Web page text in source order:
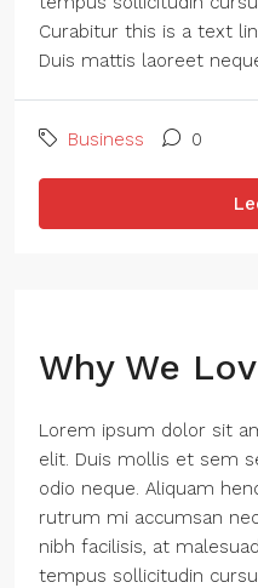
Curabitur this is a text
Duis mattis laoreet
Business 0
Why We
Lorem ipsum dolor sit
elit. Duis mollis et sem
odio neque. Aliquam
rutrum mi accumsan
nibh facilisis, at
tempus sollicitudin